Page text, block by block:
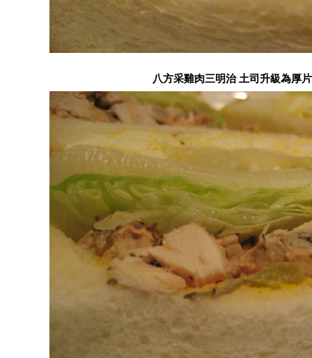
八方采雞肉三明治 土司升級為厚